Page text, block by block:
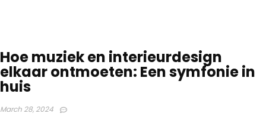
Hoe muziek en interieurdesign
elkaar ontmoeten: Een symfonie in
huis
March 28, 2024